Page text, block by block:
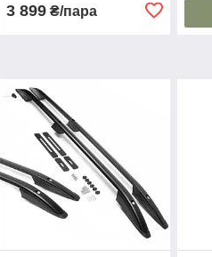
3 899₴/пара